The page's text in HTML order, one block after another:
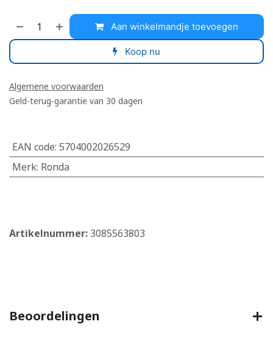
Aan winkelmandje toevoegen
Koop nu
Algemene voorwaarden
Geld-terug-garantie van 30 dagen
EAN code: 5704002026529
Merk: Ronda
Artikelnummer: 3085563803
Beoordelingen